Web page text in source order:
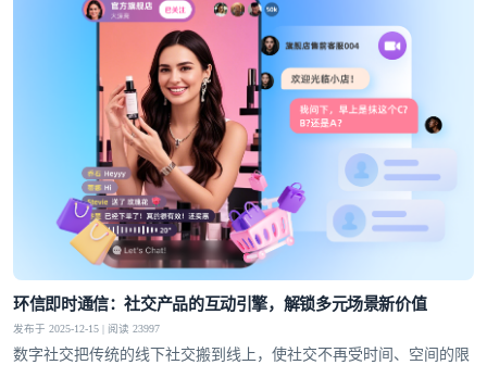
环信即时通信：社交产品的互动引擎，解锁多元场景新价值
发布于 2025-12-15 | 阅读 23997
数字社交把传统的线下社交搬到线上，使社交不再受时间、空间的限